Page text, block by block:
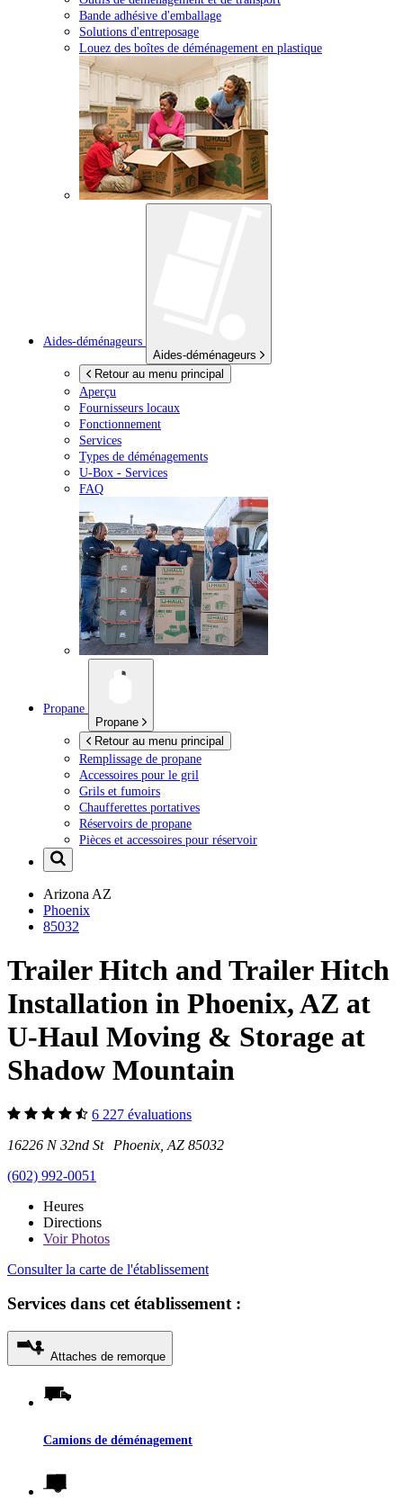
Bande adhésive d'emballage
Solutions d'entreposage
Louez des boîtes de déménagement en plastique
Aides-déménageurs
Aides-déménageurs
Retour au menu principal
Aperçu
Fournisseurs locaux
Fonctionnement
Services
Types de déménagements
U-Box - Services
FAQ
Propane
Propane
Retour au menu principal
Remplissage de propane
Accessoires pour le gril
Grils et fumoirs
Chaufferettes portatives
Réservoirs de propane
Pièces et accessoires pour réservoir
Arizona AZ
Phoenix
85032
Trailer Hitch and Trailer Hitch
Installation in Phoenix, AZ at
U-Haul Moving & Storage at
Shadow Mountain
6 227 évaluations
16226 N 32nd St Phoenix, AZ 85032
(602) 992-0051
Heures
Directions
VoirPhotos
Consulter la carte de l'établissement
Services dans cet établissement :
Attaches de remorque
Camions de déménagement